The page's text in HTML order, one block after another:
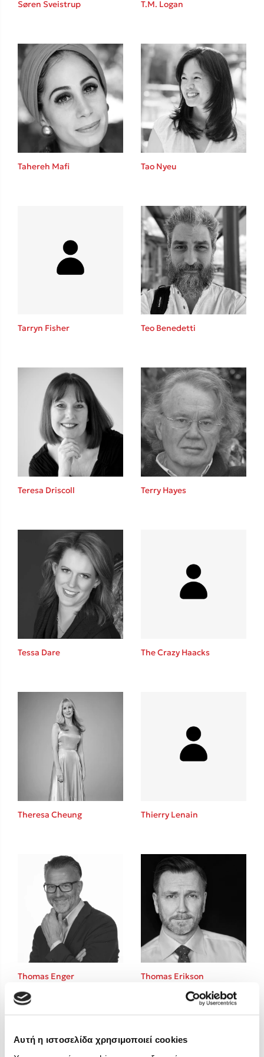
Αυτή η ιστοσελίδα χρησιμοποιεί cookies
Sebastian Fitzek
Playlist
Το λεξικό της ζωής σου
Κώστας Κρομμύδας
Ιωάννης Γλωσσόπουλος
Ένας γίγαντας στο σχολείο
Δανάη Δεληγεώργη
Mel Robbins
Η μέθοδος Αφήστε τους
Δημοφιλείς Συγγραφείς
Φυστίκι ΠουΚυλάει
Παύλος Καστανάς
El Sombrero
Στέφανος Ξενάκης
Sebastian Fitzek
Lucinda Riley
Mimi Matthews
Benzamin Bécue
Rebecca Yarros
Teo Benedetti
Τζένη Κουτσοδημητροπούλου
Ali Hazelwood
Cori Doerrfeld
Pierdomenico Baccalario
Δανάη Ιμπραχήμ
Søren Sveistrup T.M. Logan
Tahereh Mafi Tao Nyeu
Tarryn Fisher Teo Benedetti
Teresa Driscoll Terry Hayes
Tessa Dare The Crazy Haacks
Theresa Cheung Thierry Lenain
Thomas Enger Thomas Erikson